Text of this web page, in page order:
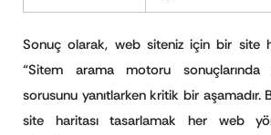
Sonuç olarak, web siteniz için bir site
“Sitem arama motoru sonuçlarında
sorusunu yanıtlarken kritik bir aşamadır.
site haritası tasarlamak her web